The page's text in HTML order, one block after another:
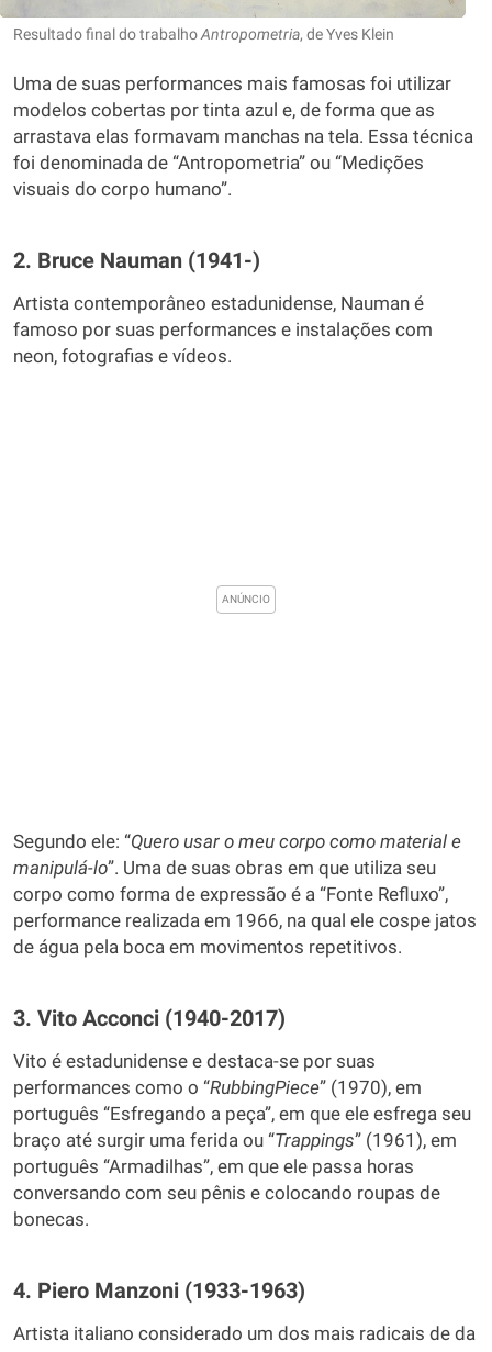
Resultado final do trabalhoAntropometria, de Yves Klein
Uma de suas performances mais famosas foi utilizar
modelos cobertas por tinta azul e, de forma que as
arrastava elas formavam manchas na tela. Essa técnica
foi denominada de “Antropometria” ou “Medições
visuais do corpo humano”.
2. Bruce Nauman (1941-)
Artista contemporâneo estadunidense, Nauman é
famoso por suas performances e instalações com
neon, fotografias e vídeos.
Segundo ele: “Quero usar o meu corpo como material e
manipulá-lo”. Uma de suas obras em que utiliza seu
corpo como forma de expressão é a “Fonte Refluxo”,
performance realizada em 1966, na qual ele cospe jatos
de água pela boca em movimentos repetitivos.
3. Vito Acconci (1940-2017)
Vito é estadunidense e destaca-se por suas
performances como o “RubbingPiece” (1970), em
português “Esfregando a peça”, em que ele esfrega seu
braço até surgir uma ferida ou “Trappings” (1961), em
português “Armadilhas”, em que ele passa horas
conversando com seu pênis e colocando roupas de
bonecas.
4. Piero Manzoni (1933-1963)
Artista italiano considerado um dos mais radicais de da